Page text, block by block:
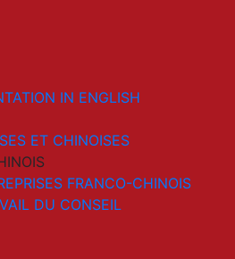
IN ENGLISH
ET CHINOISES
FRANCO-CHINOIS
DU CONSEIL